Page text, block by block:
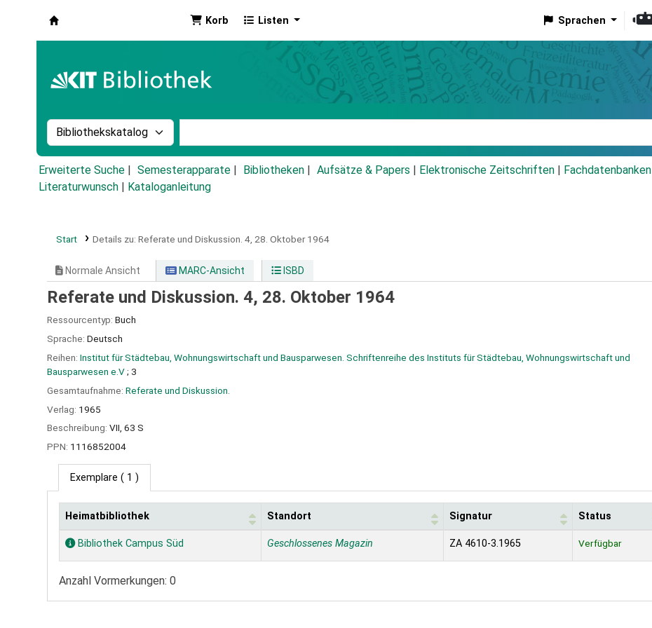
Korb Listen Sprachen
Suche im Katalog nach:
Erweiterte Suche Semesterapparate Bibliotheken Aufsätze & Papers Elektronische Zeitschriften Fachdatenbanken
Literaturwunsch
Kataloganleitung
Start Details zu: Referate und Diskussion. 4, 28. Oktober 1964
Normale Ansicht MARC-Ansicht ISBD
Referate und Diskussion. 4, 28. Oktober 1964
Ressourcentyp: Buch
Sprache: Deutsch
Reihen: Institut für Städtebau, Wohnungswirtschaft und Bausparwesen. Schriftenreihe des Instituts für Städtebau, Wohnungswirtschaft und
Bausparwesen e.V; 3
Gesamtaufnahme: Referate und Diskussion.
Verlag: 1965
Beschreibung: VII, 63 S
PPN: 1116852004
Exemplare ( 1 )
Exemplare
Heimatbibliothek Standort Signatur Status
Bibliothek Campus Süd Geschlossenes Magazin ZA 4610-3.1965 Verfügbar
Anzahl Vormerkungen: 0